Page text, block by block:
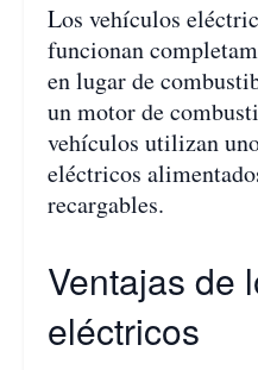
Los vehículos
funcionan
en lugar de
un motor de
vehículos utilizan
eléctricos
recargables.
Ventajas de
eléctricos